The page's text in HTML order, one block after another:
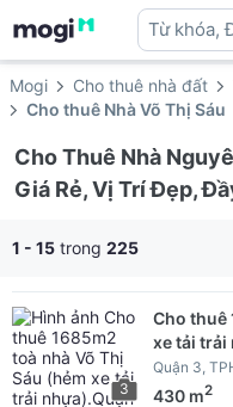
Từ khóa,
địa danh
Mogi Cho thuê nhà đất
Cho thuê Nhà Võ Thị Sáu
Cho Thuê Nhà
Giá Rẻ, Vị Trí Đẹp,
1 - 15 trong 225
3
Cho thuê
xe tải trải
Quận 3,
430 m2